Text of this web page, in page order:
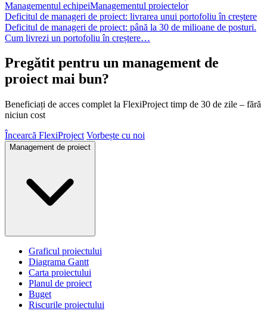
Managementul echipeiManagementul proiectelor
Deficitul de manageri de proiect: livrarea unui portofoliu în creștere
Deficitul de manageri de proiect: până la 30 de milioane de posturi.
Cum livrezi un portofoliu în creștere…
Pregătit pentru un management de
proiect mai bun?
Beneficiați de acces complet la FlexiProject timp de 30 de zile – fără
niciun cost
Încearcă FlexiProject Vorbește cu noi
Management de proiect
Graficul proiectului
Diagrama Gantt
Carta proiectului
Planul de proiect
Buget
Riscurile proiectului